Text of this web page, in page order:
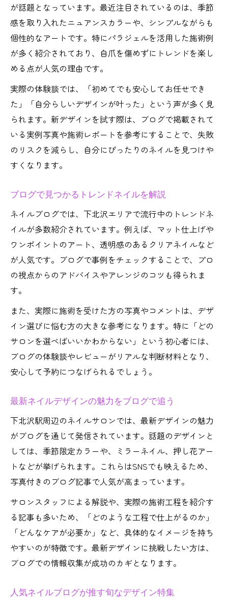
が話題となっています。最近注目されているのは、季節
感を取り入れたニュアンスカラーや、シンプルながらも
個性的なアートです。特にパラジェルを活用した施術例
が多く紹介されており、自爪を傷めずにトレンドを楽し
める点が人気の理由です。
実際の体験談では、「初めてでも安心してお任せでき
た」「自分らしいデザインが叶った」という声が多く見
られます。新デザインを試す際は、ブログで掲載されて
いる実例写真や施術レポートを参考にすることで、失敗
のリスクを減らし、自分にぴったりのネイルを見つけや
すくなります。
ブログで見つかるトレンドネイルを解説
ネイルブログでは、下北沢エリアで流行中のトレンドネ
イルが多数紹介されています。例えば、マット仕上げや
ワンポイントのアート、透明感のあるクリアネイルなど
が人気です。ブログで事例をチェックすることで、プロ
の視点からのアドバイスやアレンジのコツも得られま
す。
また、実際に施術を受けた方の写真やコメントは、デザ
イン選びに悩む方の大きな参考になります。特に「どの
サロンを選べばいいかわからない」という初心者には、
ブログの体験談やレビューがリアルな判断材料となり、
安心して予約につなげられるでしょう。
最新ネイルデザインの魅力をブログで追う
下北沢駅周辺のネイルサロンでは、最新デザインの魅力
がブログを通じて発信されています。話題のデザインと
しては、季節限定カラーや、ミラーネイル、押し花アー
トなどが挙げられます。これらはSNSでも映えるため、
写真付きのブログ記事で人気が高まっています。
サロンスタッフによる解説や、実際の施術工程を紹介す
る記事も多いため、「どのような工程で仕上がるのか」
「どんなケアが必要か」など、具体的なイメージを持ち
やすいのが特徴です。最新デザインに挑戦したい方は、
ブログでの情報収集が成功のカギとなります。
人気ネイルブログが推す旬なデザイン特集